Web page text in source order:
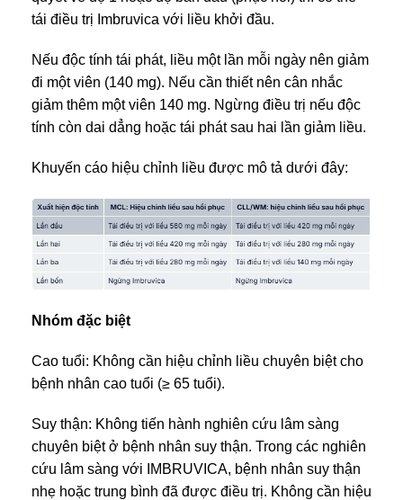
tái điều trị Imbruvica với liều khởi đầu.
Nếu độc tính tái phát, liều một lần mỗi ngày nên giảm
đi một viên (140 mg). Nếu cần thiết nên cân nhắc
giảm thêm một viên 140 mg. Ngừng điều trị nếu độc
tính còn dai dẳng hoặc tái phát sau hai lần giảm liều.
Khuyến cáo hiệu chỉnh liều được mô tả dưới đây:
Nhóm đặc biệt
Cao tuổi: Không cần hiệu chỉnh liều chuyên biệt cho
bệnh nhân cao tuổi (≥ 65 tuổi).
Suy thận: Không tiến hành nghiên cứu lâm sàng
chuyên biệt ở bệnh nhân suy thận. Trong các nghiên
cứu lâm sàng với IMBRUVICA, bệnh nhân suy thận
nhẹ hoặc trung bình đã được điều trị. Không cần hiệu